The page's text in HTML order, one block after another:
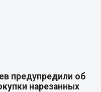
предупредили об
нарезанных